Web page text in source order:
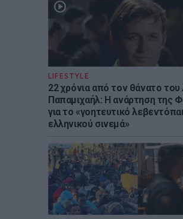
LIFESTYLE
22 χρόνια από τον θάνατο
Παπαμιχαήλ: Η ανάρτηση της
για το «γοητευτικό
ελληνικού σινεμά»